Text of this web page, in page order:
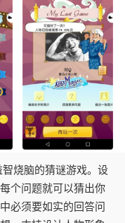
烧脑的猜谜游戏。设
个问题就可以猜出你
必须要如实的回答问